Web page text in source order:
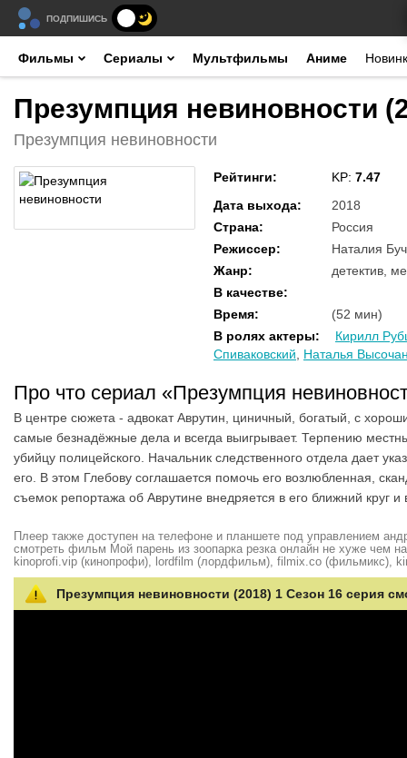
ПОДПИШИСЬ
Фильмы Сериалы Мультфильмы Аниме
Презумпция невиновности
Презумпция невиновности
Рейтинги: KP: 7.47
Дата выхода:
2018
Страна:
Россия
Режиссер:
Наталия
Жанр:
детектив,
В качестве:
Время:
(52 мин)
В ролях актеры:
Кирилл
Спиваковский
Наталья
Про что сериал «Презумпция
В центре сюжета - адвокат Аврутин, циничный, богатый, с
самые безнадёжные дела и всегда выигрывает. Терпению
убийцу полицейского. Начальник следственного отдела дает
его. В этом Глебову соглашается помочь его возлюбленная,
съемок репортажа об Аврутине внедряется в его ближний круг
Плеер также доступен на телефоне и планшете под управлением
смотреть фильм Мой парень из зоопарка резка онлайн не хуже чем
kinoprofi.vip (кинопрофи), lordfilm (лордфильм), filmix.co (фильмикс),
Презумпция невиновности (2018) 1 Сезон 16 серия